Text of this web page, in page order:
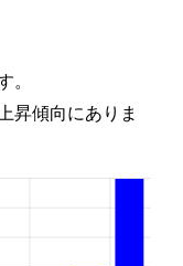
昇傾向にありま